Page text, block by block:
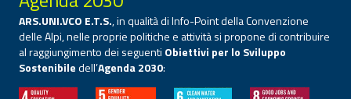
ARS.UNI.VCO E.T.S., in qualità di Info-Point della Convenzione
delle Alpi, nelle proprie politiche e attività si propone di contribuire
al raggiungimento dei seguenti Obiettivi per lo Sviluppo
Sostenibiledell’Agenda 2030: